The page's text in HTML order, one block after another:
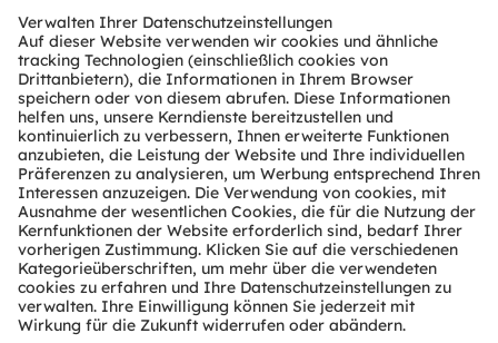
Download Center
Tools
Kundenanfragen
Technischer Support
Partner Netzwerk
Whistleblowing
© 2026 ams-OSRAM AG. All rights reserved.